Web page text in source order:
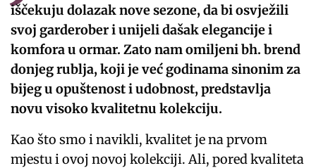
iščekuju dolazak nove sezone, da bi osvježili
svoj garderober i unijeli dašak elegancije i
komfora u ormar. Zato nam omiljeni bh. brend
donjeg rublja, koji je već godinama sinonim za
bijeg u opuštenost i udobnost, predstavlja
novu visoko kvalitetnu kolekciju.
Kao što smo i navikli, kvalitet je na prvom
mjestu i ovoj novoj kolekciji. Ali, pored kvaliteta